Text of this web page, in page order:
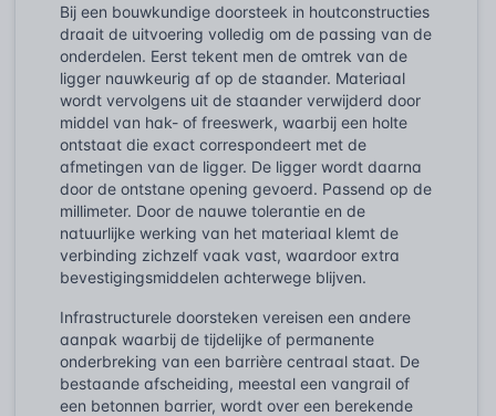
Bij een bouwkundige doorsteek in houtconstructies
draait de uitvoering volledig om de passing van de
onderdelen. Eerst tekent men de omtrek van de
ligger nauwkeurig af op de staander. Materiaal
wordt vervolgens uit de staander verwijderd door
middel van hak- of freeswerk, waarbij een holte
ontstaat die exact correspondeert met de
afmetingen van de ligger. De ligger wordt daarna
door de ontstane opening gevoerd. Passend op de
millimeter. Door de nauwe tolerantie en de
natuurlijke werking van het materiaal klemt de
verbinding zichzelf vaak vast, waardoor extra
bevestigingsmiddelen achterwege blijven.
Infrastructurele doorsteken vereisen een andere
aanpak waarbij de tijdelijke of permanente
onderbreking van een barrière centraal staat. De
bestaande afscheiding, meestal een vangrail of
een betonnen barrier, wordt over een berekende